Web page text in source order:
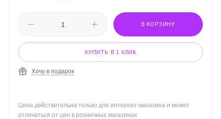
В КОРЗИНУ
КУПИТЬ В 1 КЛИК
Хочу в подарок
Цена действительна только для интернет-магазина и может
отличаться от цен в розничных магазинах